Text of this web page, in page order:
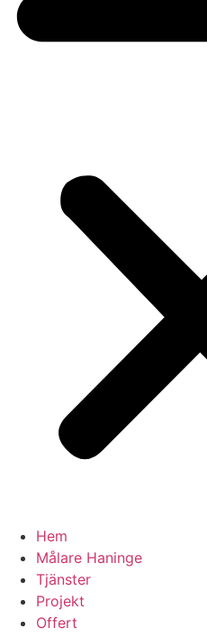
Hem
Målare Haninge
Tjänster
Projekt
Offert